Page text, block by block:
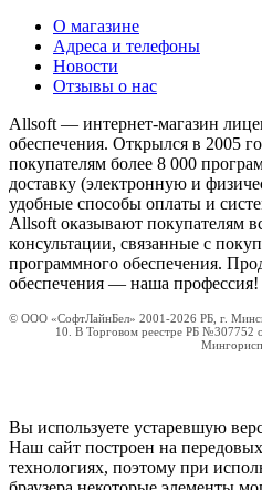
О магазине
Адреса и телефоны
Новости
Отзывы о нас
Allsoft — интернет-магазин
обеспечения. Открылся в 2005
покупателям более 8 000
доставку (электронную и
удобные способы оплаты и
Allsoft оказывают покупателям
консультации, связанные с
программного обеспечения.
обеспечения — наша профессия!
© ООО «СофтЛайнБел» 2001-2026 РБ, г.
10. В Торговом реестре РБ №307752
Вы используете устаревшую
Наш сайт построен на
технологиях, поэтому при